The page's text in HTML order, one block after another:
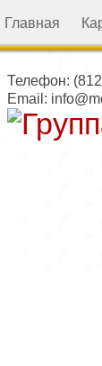
Главная
Телефон:
Email: